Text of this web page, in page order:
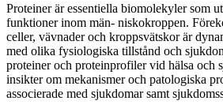
Proteiner är essentiella biomolekyler som
funktioner inom män- niskokroppen.
celler, vävnader och kroppsvätskor är
med olika fysiologiska tillstånd och
proteiner och proteinprofiler vid hälsa och
insikter om mekanismer och patologiska
associerade med sjukdomar samt